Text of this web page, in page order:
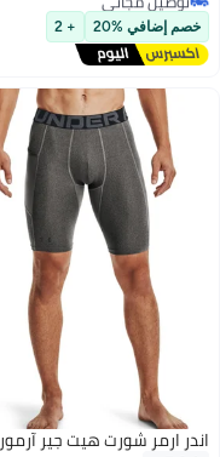
أقل سعر في السنة
خصم إضافي %20 + 2
اندر ارمر شورت هيت جير آرمور